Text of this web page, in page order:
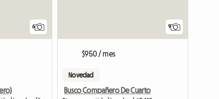
6 9
$950 / mes
Novedad
Busco Compañero De Cuarto